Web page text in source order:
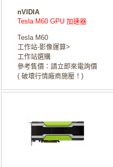
nVIDIA
Tesla M60 GPU 加速器
Tesla M60
工作站-影像運算>
工作站選購
參考售價：請立即來電詢價
( 破壞行情廠商施壓！)